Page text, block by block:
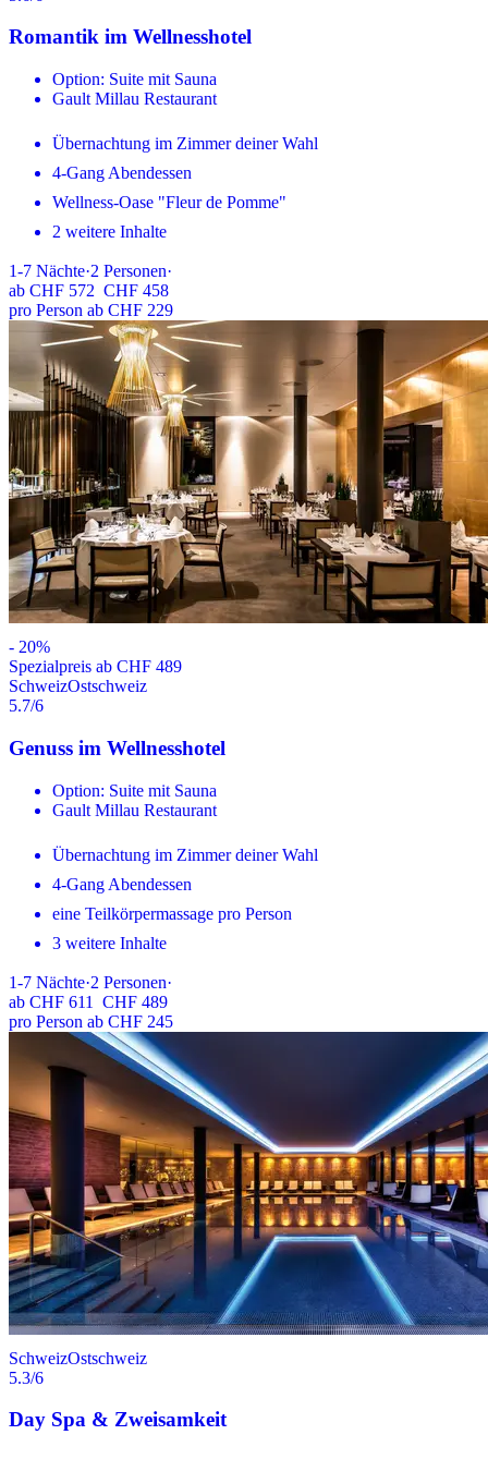
Romantik im Wellnesshotel
Option: Suite mit Sauna
Gault Millau Restaurant
Übernachtung im Zimmer deiner Wahl
4-Gang Abendessen
Wellness-Oase "Fleur de Pomme"
2 weitere Inhalte
1-7 Nächte·2 Personen·
ab CHF 572 CHF 458
pro Person ab CHF 229
- 20%
Spezialpreis ab CHF 489
SchweizOstschweiz
5.7/6
Genuss im Wellnesshotel
Option: Suite mit Sauna
Gault Millau Restaurant
Übernachtung im Zimmer deiner Wahl
4-Gang Abendessen
eine Teilkörpermassage pro Person
3 weitere Inhalte
1-7 Nächte·2 Personen·
ab CHF 611
CHF 489
pro Person ab CHF 245
SchweizOstschweiz
5.3/6
Day Spa & Zweisamkeit